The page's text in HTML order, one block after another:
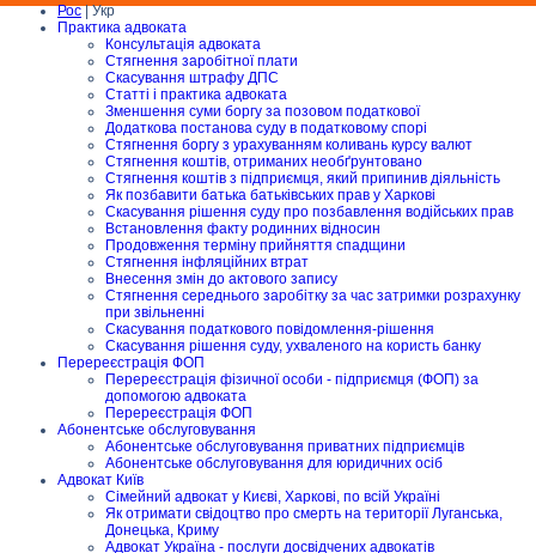
Рос| Укр
Практика адвоката
Консультація адвоката
Стягнення заробітної плати
Скасування штрафу ДПС
Статті і практика адвоката
Зменшення суми боргу за позовом податкової
Додаткова постанова суду в податковому спорі
Стягнення боргу з урахуванням коливань курсу валют
Стягнення коштів, отриманих необґрунтовано
Стягнення коштів з підприємця, який припинив діяльність
Як позбавити батька батьківських прав у Харкові
Скасування рішення суду про позбавлення водійських прав
Встановлення факту родинних відносин
Продовження терміну прийняття спадщини
Стягнення інфляційних втрат
Внесення змін до актового запису
Стягнення середнього заробітку за час затримки розрахунку
при звільненні
Скасування податкового повідомлення-рішення
Скасування рішення суду, ухваленого на користь банку
Перереєстрація ФОП
Перереєстрація фізичної особи - підприємця (ФОП) за
допомогою адвоката
Перереєстрація ФОП
Абонентське обслуговування
Абонентське обслуговування приватних підприємців
Абонентське обслуговування для юридичних осіб
Адвокат Київ
Сімейний адвокат у Києві, Харкові, по всій Україні
Як отримати свідоцтво про смерть на території Луганська,
Донецька, Криму
Адвокат Україна - послуги досвідчених адвокатів